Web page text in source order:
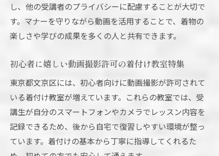
し、他の受講者のプライバシーに配慮することが大切で
す。マナーを守りながら動画を活用することで、着物の
楽しさや学びの成果を多くの人と共有できます。
初心者に嬉しい動画撮影許可の着付け教室特集
東京都文京区には、初心者向けに動画撮影が許可されて
いる着付け教室が増えています。これらの教室では、受
講生が自分のスマートフォンやカメラでレッスン内容を
記録できるため、後から自宅で復習しやすい環境が整っ
ています。着付けの基本から丁寧に指導してくれるた